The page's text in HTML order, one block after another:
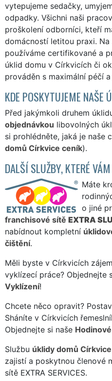
vytepujeme sedačky,
odpadky. Všichni naši
proškolení odborníci, kteří
domácností letitou praxi.
používáme certifikované a
úklid domu v Církvicích či
prováděn s maximální péčí
KDE POSKYTUJEME NAŠE
Před jakýmkoli druhem
objednávkou libovolných
si prohlédněte, jaká je naše
domů Církvice ceník).
DALŠÍ SLUŽBY, KTERÉ
Máte
o jiné
franchisové sítě EXTRA
nabídnout kompletní
čištění.
Měli byste v Církvicích
vyklízecí práce? Objednejte
Vyklízení!
Chcete něco opravit?
Sháníte v Církvicích
Objednejte si naše
Službu úklidy domů Církvice
zajistí a poskytnou členové
sítě EXTRA SERVICES.